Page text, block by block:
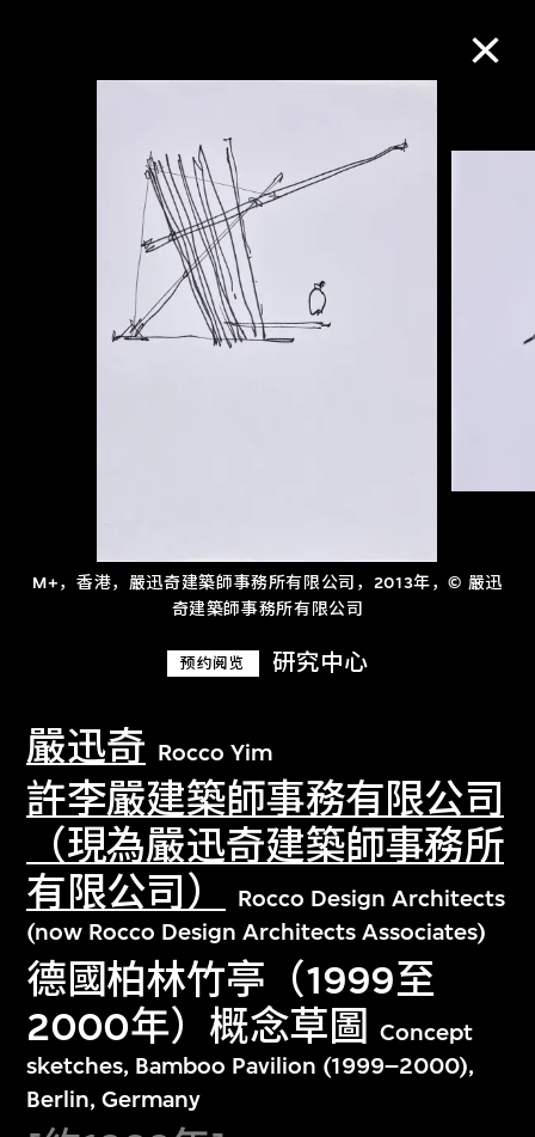
M+，香港，嚴迅奇建築師事務所有限公司，2013年，© 嚴迅
奇建築師事務所有限公司
预约阅览 研究中心
嚴迅奇 Rocco Yim
許李嚴建築師事務有限公司
（現為嚴迅奇建築師事務所
有限公司）
Rocco Design Architects
(now Rocco Design Architects Associates)
德國柏林竹亭（1999至
2000年）概念草圖
Concept
sketches, Bamboo Pavilion (1999–2000),
Berlin, Germany
M+藏品
进一步筛选